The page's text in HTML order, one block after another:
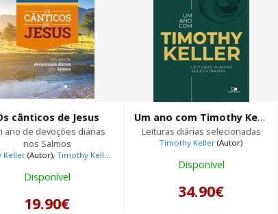
cânticos de Jesus
ano de devoções diárias
nos Salmos
Keller(Autor),Timothy Keller
Disponível
19.90€
Um ano com Timothy Keller
Leituras diárias selecionadas
Timothy Keller (Autor)
Disponível
34.90€